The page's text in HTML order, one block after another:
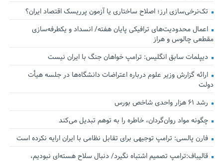
تک‌نرخی‌سازی ارز؛ اصلاح ساختاری یا آزمون پرریسک اقتصاد ایران؟
اعمال محدودیت‌های ترافیکی پایان هفته/ انسداد و یکطرفه‌سازی
مقطعی چالوس و هراز
دیپلمات سابق انگلیس:‌ ترامپ خواهان جنگ با ایران نیست
ارائه گزارش وزیر علوم درباره اعتراضات دانشگاه‌ها در جلسه هیأت
دولت
رشد ۶۱ هزار واحدی شاخص بورس
چگونه مواد روان‌گردان، خاطره را به توهم تبدیل می‌کند
فارن پالسی: ترامپ توجیهی برای تقابل نظامی با ایران ارایه نکرده است
قالیباف:ترامپ تصمیم اشتباه نگیرد/ دنبال سلاح هسته‌ای نبودیم،